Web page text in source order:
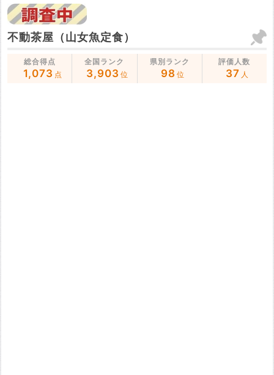
不動茶屋（山女魚定食）
総合得点
1,073 点
全国ランク
3,903 位
県別ランク
98 位
評価人数
37 人